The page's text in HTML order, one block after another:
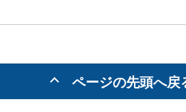
ページの先頭へ戻